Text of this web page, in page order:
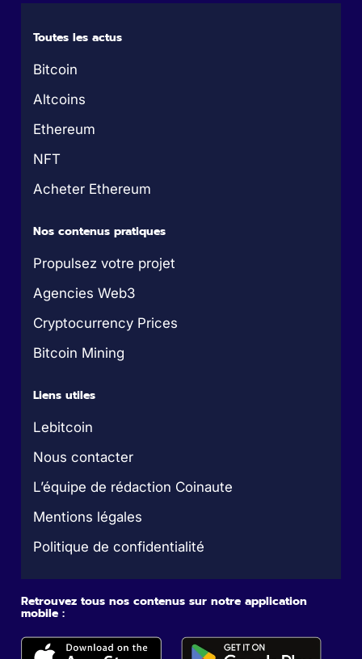
Toutes les actus
Bitcoin
Altcoins
Ethereum
NFT
Acheter Ethereum
Nos contenus pratiques
Propulsez votre projet
Agencies Web3
Cryptocurrency Prices
Bitcoin Mining
Liens utiles
Lebitcoin
Nous contacter
L’équipe de rédaction Coinaute
Mentions légales
Politique de confidentialité
Retrouvez tous nos contenus sur notre application
mobile :